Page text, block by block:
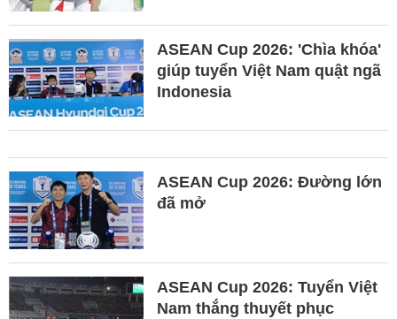
ASEAN Cup 2026: 'Chìa khóa'
giúp tuyển Việt Nam quật ngã
Indonesia
ASEAN Cup 2026: Đường lớn
đã mở
ASEAN Cup 2026: Tuyển Việt
Nam thắng thuyết phục